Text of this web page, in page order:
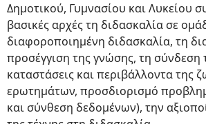
Δημοτικού, Γυμνασίου και Λυκείου
βασικές αρχές τη διδασκαλία σε
διαφοροποιημένη διδασκαλία, τη
προσέγγιση της γνώσης, τη σύνδεση
καταστάσεις και περιβάλλοντα της
ερωτημάτων, προσδιορισμό
και σύνθεση δεδομένων), την